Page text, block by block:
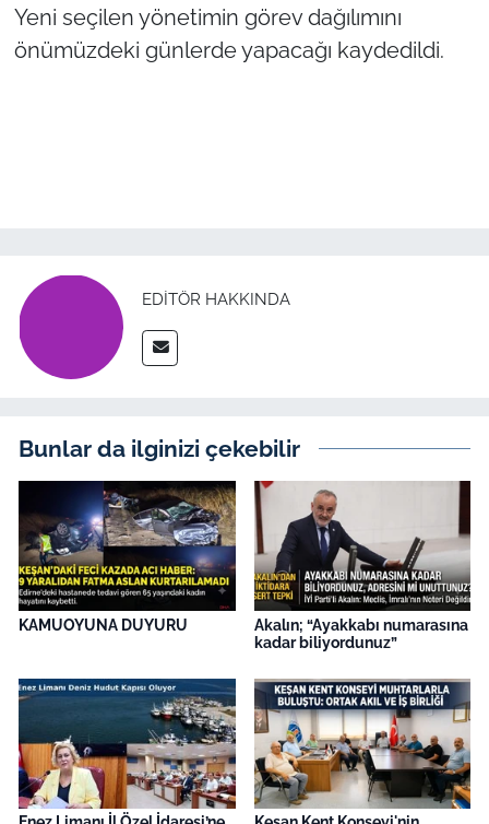
Yeni seçilen yönetimin görev dağılımını
önümüzdeki günlerde yapacağı kaydedildi.
EDITÖR HAKKINDA
Bunlar da ilginizi çekebilir
KAMUOYUNA DUYURU
Akalın; “Ayakkabı numarasına
kadar biliyordunuz”